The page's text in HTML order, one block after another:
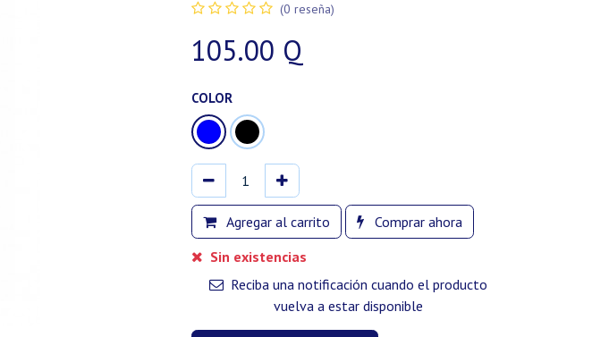
(0 reseña)
105.00 Q
COLOR
Agregar al carrito
Comprar ahora
Sin existencias
Reciba una notificación cuando el producto
vuelva a estar disponible